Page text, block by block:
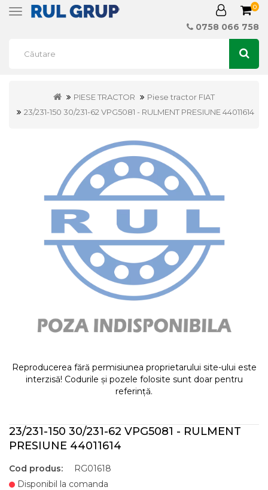
Toggle
0
0758 066 758
PIESE TRACTOR
Piese tractor FIAT
23/231-150 30/231-62 VPG5081 - RULMENT PRESIUNE 44011614
Reproducerea fără permisiunea proprietarului site-ului este
interzisă! Codurile și pozele folosite sunt doar pentru
referință.
23/231-150 30/231-62 VPG5081 - RULMENT
PRESIUNE 44011614
Cod produs:
RG01618
Disponibil la comanda